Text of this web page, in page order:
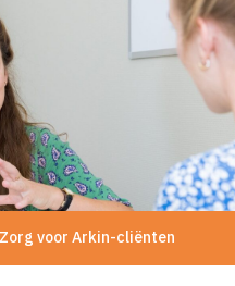
voor Arkin-cliënten